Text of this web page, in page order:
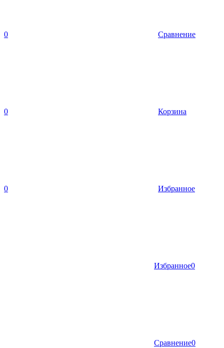
0 Сравнение
0 Корзина
0 Избранное
Избранное0
Сравнение0